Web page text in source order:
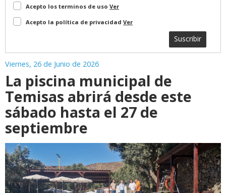
Acepto los terminos de uso Ver
Acepto la política de privacidad Ver
Suscribir
Viernes, 26 de Junio de 2026
La piscina municipal de
Temisas abrirá desde este
sábado hasta el 27 de
septiembre